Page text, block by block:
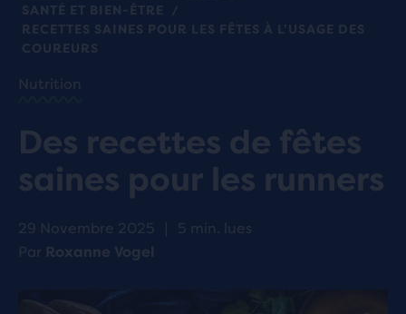
SANTÉ ET BIEN-ÊTRE
/
RECETTES SAINES POUR LES FÊTES À L’USAGE DES
COUREURS
Nutrition
Des recettes de fêtes
saines pour les runners
29 Novembre 2025 |
5 min. lues
Par Roxanne Vogel